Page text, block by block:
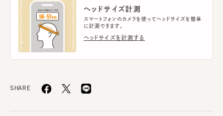
ヘッドサイズ計測
スマートフォンのカメラを使ってヘッドサイズを簡単
に計測できます。
ヘッドサイズを計測する
SHARE